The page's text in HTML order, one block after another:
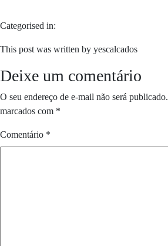
Categorised in:
This post was written by yescalcados
Deixe um comentário
O seu endereço de e-mail não será publicado.
marcados com *
Comentário *